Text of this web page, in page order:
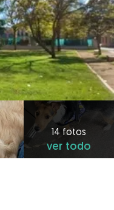
14 fotos
ver todo